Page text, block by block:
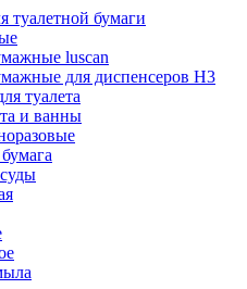
туалетной бумаги
luscan
для диспенсеров H3
туалета
и ванны